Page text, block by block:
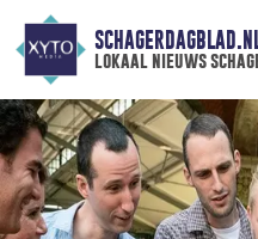
lokaal nieuws